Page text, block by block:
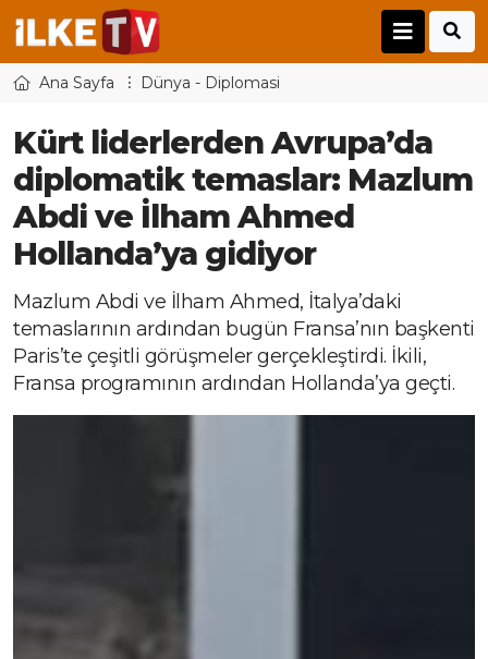
Ana Sayfa Dünya - Diplomasi
Kürt liderlerden Avrupa’da
diplomatik temaslar: Mazlum
Abdi ve İlham Ahmed
Hollanda’ya gidiyor
Mazlum Abdi ve İlham Ahmed, İtalya’daki
temaslarının ardından bugün Fransa’nın başkenti
Paris’te çeşitli görüşmeler gerçekleştirdi. İkili,
Fransa programının ardından Hollanda’ya geçti.